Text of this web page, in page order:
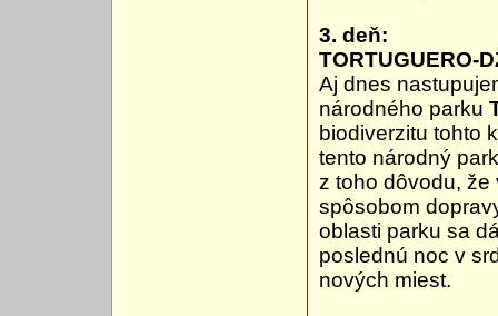
3. deň:
TORTUGUERO-
Aj dnes
národného parku
biodiverzitu tohto
tento národný
z toho dôvodu, že
spôsobom
oblasti parku sa
poslednú noc v
nových miest.